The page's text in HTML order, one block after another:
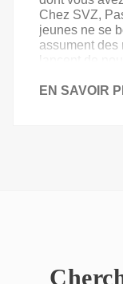
Chez SVZ,
jeunes ne se
assument des
lancent de
EN SAVOIR